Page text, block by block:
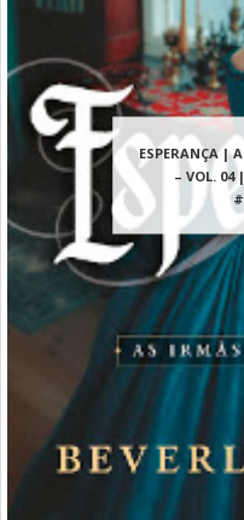
ESPERANÇA |
– VOL. 04